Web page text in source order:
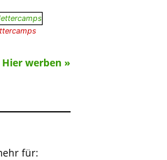
Hier werben »
für: